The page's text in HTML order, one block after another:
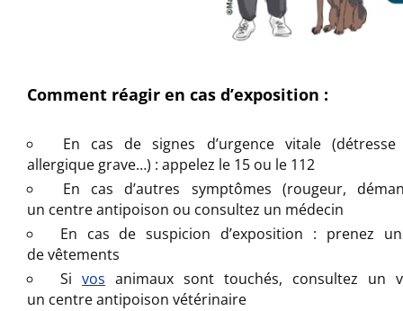
Comment réagir en cas d’exposition :
En cas de signes d’urgence vitale
allergique grave…) : appelez le 15 ou le 112
En cas d’autres symptômes (rougeur,
un centreantipoison ou consultez un médecin
En cas de suspicion d’exposition : prenez
devêtements
Si vos animaux sont touchés, consultez un
un centreantipoison vétérinaire